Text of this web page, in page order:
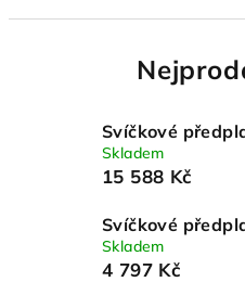
Svíčkové
Skladem
15 588 Kč
Svíčkové
Skladem
4 797 Kč